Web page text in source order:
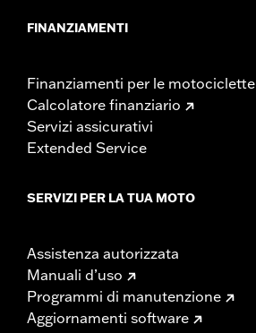
FINANZIAMENTI
Finanziamenti per le motociclette
Calcolatore finanziario
Servizi assicurativi
Extended Service
SERVIZI PER LA TUA MOTO
Assistenza autorizzata
Manuali d’uso
Programmi di manutenzione
Aggiornamenti software